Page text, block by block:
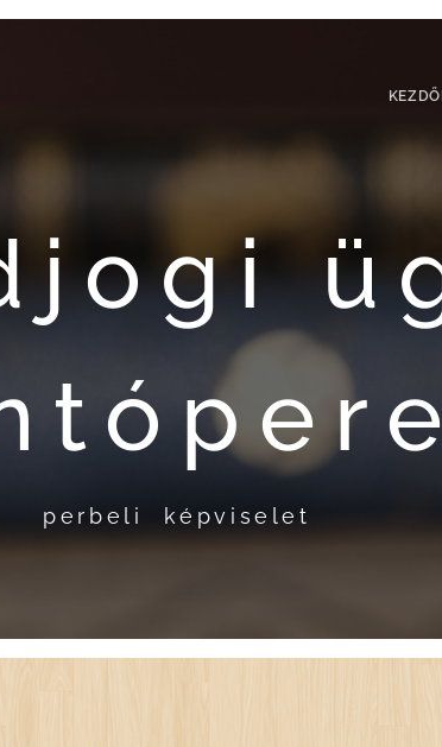
perbeli képviselet